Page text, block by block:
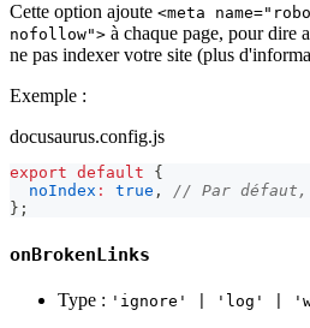
Cette option ajoute <meta
nofollow"> à chaque page, pour dire
ne pas indexer votre site (plus
Exemple :
docusaurus.config.js
export default
{
noIndex : true ,
// Par
} ;
onBrokenLinks
Type : 'ignore' | 'log' |